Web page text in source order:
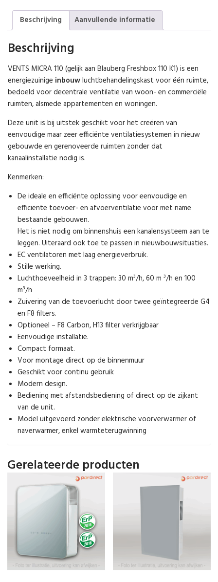
Vents
110
V1
Beschrijving Aanvullende informatie
Beschrijving
VENTS MICRA 110 (gelijk aan Blauberg Freshbox 110 K1) is een
energiezuinige inbouwluchtbehandelingskast voor één ruimte,
bedoeld voor decentrale ventilatie van woon- en commerciële
ruimten, alsmede appartementen en woningen.
Deze unit is bij uitstek geschikt voor het creëren van
eenvoudige maar zeer efficiënte ventilatiesystemen in nieuw
gebouwde en gerenoveerde ruimten zonder dat
kanaalinstallatie nodig is.
Kenmerken:
De ideale en efficiënte oplossing voor eenvoudige en
efficiënte toevoer- en afvoerventilatie voor met name
bestaande gebouwen.
Het is niet nodig om binnenshuis een kanalensysteem aan te
leggen. Uiteraard ook toe te passen in nieuwbouwsituaties.
EC ventilatoren met laag energieverbruik.
Stille werking.
Luchthoeveelheid in 3 trappen: 30 m³/h, 60 m ³/h en 100
m³/h
Zuivering van de toevoerlucht door twee geïntegreerde G4
en F8 filters.
Optioneel – F8 Carbon, H13 filter verkrijgbaar
Eenvoudige installatie.
Compact formaat.
Voor montage direct op de binnenmuur
Geschikt voor continu gebruik
Modern design.
Bediening met afstandsbediening of direct op de zijkant
van de unit.
Model uitgevoerd zonder elektrische voorverwarmer of
naverwarmer, enkel warmteterugwinning
Gerelateerde producten